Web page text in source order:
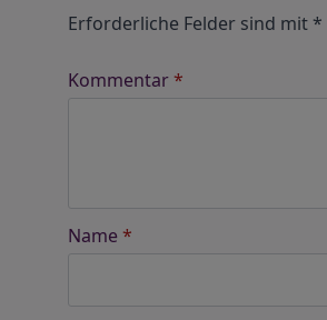
Erforderliche Felder sind mit*
Kommentar*
Name *